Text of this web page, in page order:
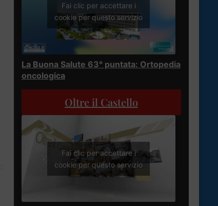
Fai clic per accettare i
cookie per questo servizio
La Buona Salute 63° puntata: Ortopedia
oncologica
Oltre il Castello
Fai clic per accettare i
cookie per questo servizio